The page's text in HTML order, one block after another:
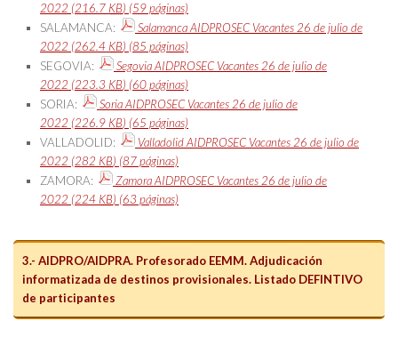
2022 (216.7 KB) (59 páginas)
SALAMANCA:
Salamanca AIDPROSEC Vacantes 26 de julio de
2022 (262.4 KB) (85 páginas)
SEGOVIA:
Segovia AIDPROSEC Vacantes 26 de julio de
2022 (223.3 KB) (60 páginas)
SORIA:
Soria AIDPROSEC Vacantes 26 de julio de
2022 (226.9 KB) (65 páginas)
VALLADOLID:
Valladolid AIDPROSEC Vacantes 26 de julio de
2022 (282 KB) (87 páginas)
ZAMORA:
Zamora AIDPROSEC Vacantes 26 de julio de
2022 (224 KB) (63 páginas)
3.- AIDPRO/AIDPRA. Profesorado EEMM. Adjudicación
informatizada de destinos provisionales. Listado DEFINTIVO
de participantes